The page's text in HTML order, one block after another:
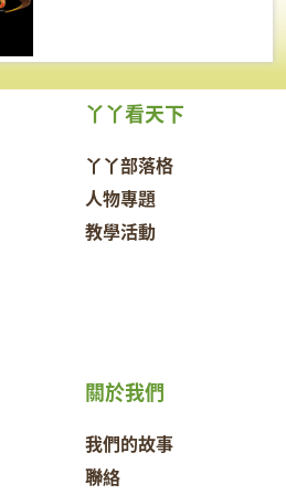
丫丫看天下
丫丫部落格
人物專題
教學活動
關於我們
我們的故事
聯絡